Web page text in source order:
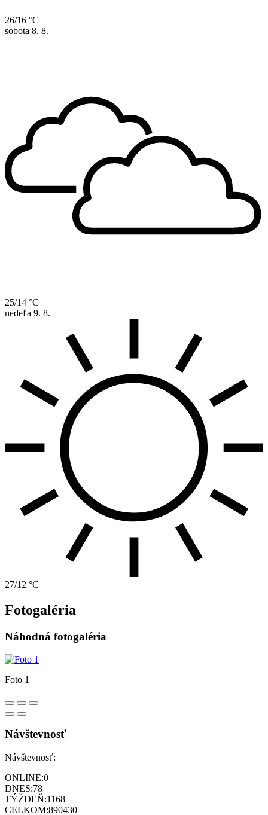
26/16 °C
sobota 8. 8.
25/14 °C
nedeľa 9. 8.
27/12 °C
Fotogaléria
Náhodná fotogaléria
Foto 1
Návštevnosť
Návštevnosť:
ONLINE:0
DNES:78
TÝŽDEŇ:1168
CELKOM:890430